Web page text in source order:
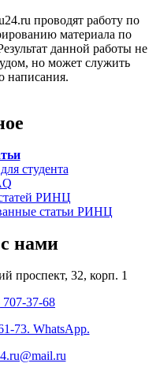
проводят работу по
материала по
данной работы не
но может служить
написания.
студента
РИНЦ
статьи РИНЦ
нами
проспект, 32, корп. 1
707-37-68
73. WhatsApp.